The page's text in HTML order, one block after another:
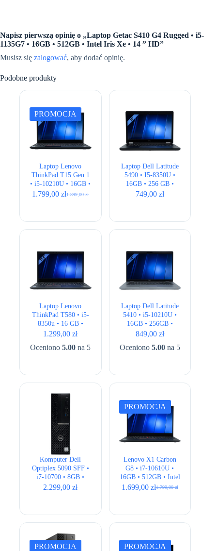
Napisz pierwszą opinię o „Laptop Getac S410 G4 Rugged • i5-
1135G7 • 16GB • 512GB • Intel Iris Xe • 14 ” HD”
Musisz się zalogować, aby dodać opinię.
Podobne produkty
PROMOCJA
Laptop Lenovo
ThinkPad T15 Gen 1
• i5-10210U • 16GB •
256GB • Intel UHD •
1.899,00zł
Pierwotna
1.899,00 zł.
1.799,00zł
Aktualna
1.799,00 zł.
Laptop Dell Latitude
5490 • I5-8350U •
16GB • 256 GB •
Intel 620 HD • 14.1″
749,00 zł
Laptop Lenovo
ThinkPad T580 • i5-
8350u • 16 GB •
256GB • UHD 620 •
1.299,00zł
Oceniono5.00 na 5
Laptop Dell Latitude
5410 • i5-10210U •
16GB • 256GB •
UHD 620 • 14 ” Full
849,00 zł
Oceniono 5.00na 5
Komputer Dell
Optiplex 5090 SFF •
i7-10700 • 8GB •
256GB • UHD 630
2.299,00zł
PROMOCJA
Lenovo X1 Carbon
G8 • i7-10610U •
16GB • 512GB • Intel
UHD • 14″ FHD
1.799,00zł
Pierwotna
1.799,00 zł.
1.699,00 zł
Aktualna
1.699,00 zł.
PROMOCJA PROMOCJA